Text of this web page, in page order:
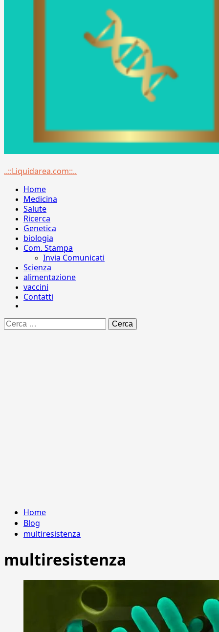
Menu
..::Liquidarea.com::..
Home
Medicina
Salute
Ricerca
Genetica
biologia
Com. Stampa
Invia Comunicati
Scienza
alimentazione
vaccini
Contatti
Ricerca
per:
Home
Blog
multiresistenza
multiresistenza